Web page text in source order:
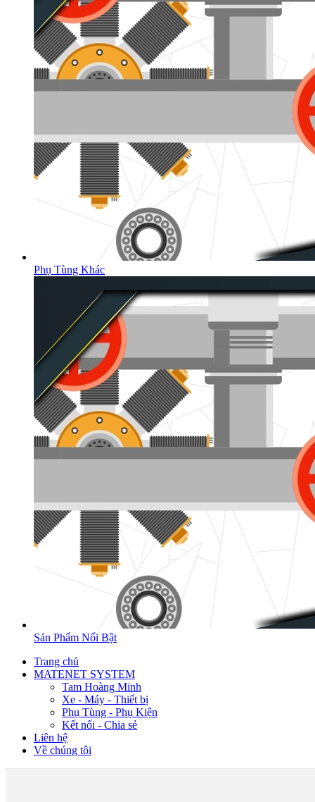
Phụ Tùng Khác
Sản Phẩm Nổi Bật
Trang chủ
MATENET SYSTEM
Tam Hoàng Minh
Xe - Máy - Thiết bị
Phụ Tùng - Phụ Kiện
Kết nối - Chia sẻ
Liên hệ
Về chúng tôi